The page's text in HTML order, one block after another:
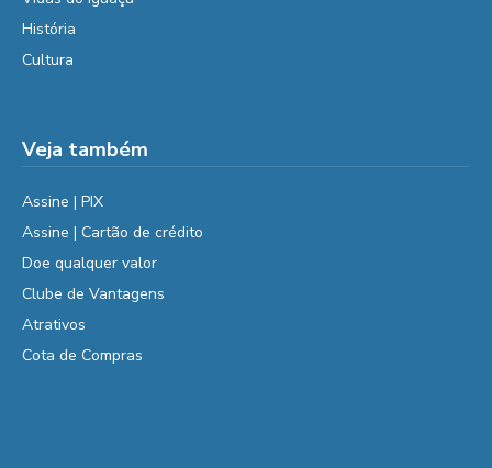
História
Cultura
Veja também
Assine | PIX
Assine | Cartão de crédito
Doe qualquer valor
Clube de Vantagens
Atrativos
Cota de Compras